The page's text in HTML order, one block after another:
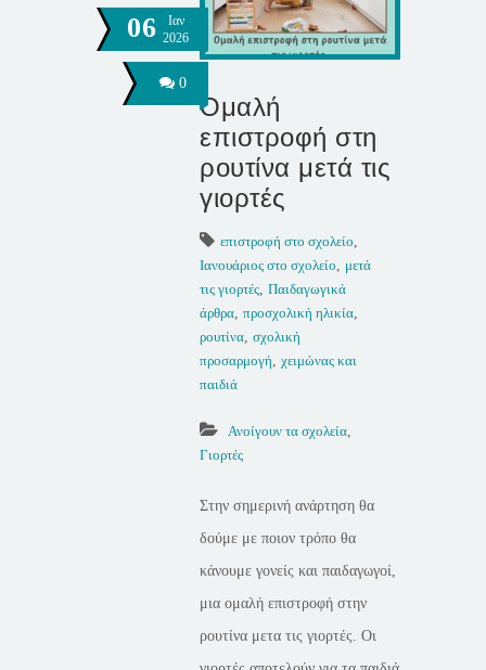
06
Ιαν
2026
0
Ομαλή
επιστροφή στη
ρουτίνα μετά τις
γιορτές
επιστροφή στο σχολείο,
Ιανουάριος στο σχολείο, μετά
τις γιορτές, Παιδαγωγικά
άρθρα, προσχολική ηλικία,
ρουτίνα, σχολική
προσαρμογή, χειμώνας και
παιδιά
Ανοίγουν τα σχολεία,
Γιορτές
Στην σημερινή ανάρτηση θα
δούμε με ποιον τρόπο θα
κάνουμε γονείς και παιδαγωγοί,
μια ομαλή επιστροφή στην
ρουτίνα μετα τις γιορτές. Οι